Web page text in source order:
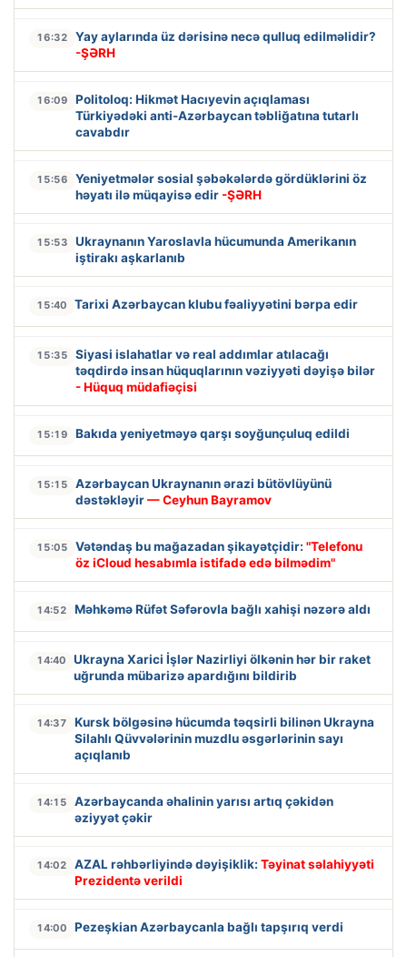
16:32
Yay aylarında üz dərisinə necə qulluq edilməlidir?
-ŞƏRH
16:09
Politoloq: Hikmət Hacıyevin açıqlaması
Türkiyədəki anti-Azərbaycan təbliğatına tutarlı
cavabdır
15:56
Yeniyetmələr sosial şəbəkələrdə gördüklərini öz
həyatı ilə müqayisə edir -ŞƏRH
15:53
Ukraynanın Yaroslavla hücumunda Amerikanın
iştirakı aşkarlanıb
15:40 Tarixi Azərbaycan klubu fəaliyyətini bərpa edir
15:35
Siyasi islahatlar və real addımlar atılacağı
təqdirdə insan hüquqlarının vəziyyəti dəyişə bilər
- Hüquq müdafiəçisi
15:19 Bakıda yeniyetməyə qarşı soyğunçuluq edildi
15:15
Azərbaycan Ukraynanın ərazi bütövlüyünü
dəstəkləyir— Ceyhun Bayramov
15:05 Vətəndaş bu mağazadan şikayətçidir: "Telefonu
öz iCloud hesabımla istifadə edə bilmədim"
14:52 Məhkəmə Rüfət Səfərovla bağlı xahişi nəzərə aldı
14:40
Ukrayna Xarici İşlər Nazirliyi ölkənin hər bir raket
uğrunda mübarizə apardığını bildirib
14:37
Kursk bölgəsinə hücumda təqsirli bilinən Ukrayna
Silahlı Qüvvələrinin muzdlu əsgərlərinin sayı
açıqlanıb
14:15
Azərbaycanda əhalinin yarısı artıq çəkidən
əziyyət çəkir
14:02 AZAL rəhbərliyində dəyişiklik: Təyinat səlahiyyəti
Prezidentə verildi
14:00 Pezeşkian Azərbaycanla bağlı tapşırıq verdi